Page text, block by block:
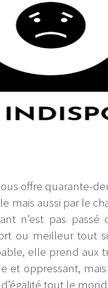
offre quarante-
mais aussi par le
n’est pas
ou meilleur tout
elle prend aux
et oppressant,
tout le